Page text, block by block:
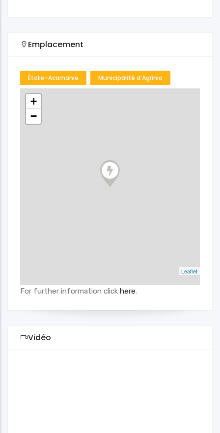
Emplacement
Étolie-Acarnanie Municipalité d’Agrinio
+
−
Leaflet
For further information click here.
Vidéo